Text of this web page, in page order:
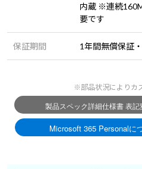
内蔵 ※連続
要です
保証期間 1年間無償保証
※部品状況によりカ